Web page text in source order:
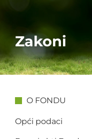
Zakoni
O FONDU
Opći podaci